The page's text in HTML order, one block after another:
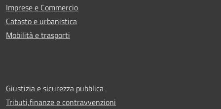
Imprese e Commercio
Catasto e urbanistica
Mobilità e trasporti
Giustizia e sicurezza pubblica
Tributi,finanze e contravvenzioni